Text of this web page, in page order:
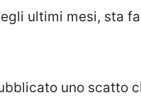
ultimi mesi, sta
uno scatto